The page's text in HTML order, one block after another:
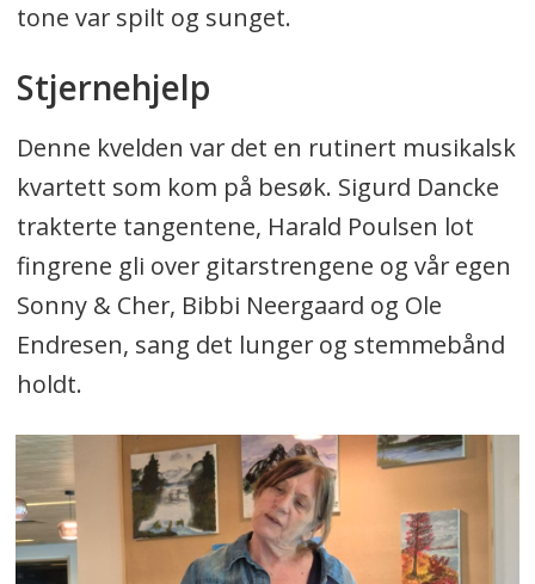
tone var spilt og sunget.
Stjernehjelp
Denne kvelden var det en rutinert musikalsk
kvartett som kom på besøk. Sigurd Dancke
trakterte tangentene, Harald Poulsen lot
fingrene gli over gitarstrengene og vår egen
Sonny & Cher, Bibbi Neergaard og Ole
Endresen, sang det lunger og stemmebånd
holdt.